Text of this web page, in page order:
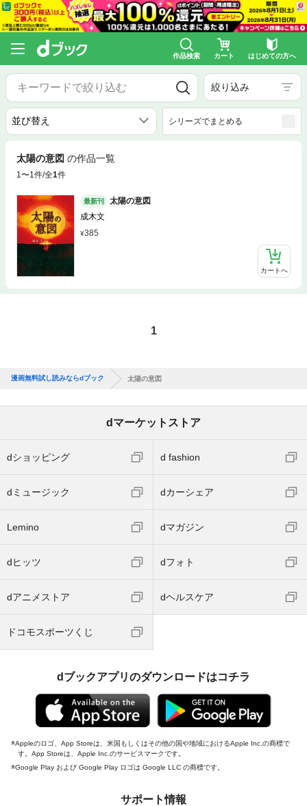
作品検索 カート はじめての方へ
絞り込み
シリーズでまとめる
太陽の意図 の作品一覧
1〜1件/全1件
最新刊
太陽の意図
成木文
385
カートへ
1
漫画無料試し読みならdブック 太陽の意図
dマーケットストア
dショッピング d fashion
dミュージック dカーシェア
Lemino dマガジン
dヒッツ dフォト
dアニメストア dヘルスケア
ドコモスポーツくじ
dブックアプリのダウンロードはコチラ
Appleのロゴ、App Storeは、米国もしくはその他の国や地域におけるApple Inc.の商標で
す。App Storeは、Apple Inc.のサービスマークです。
Google Play および Google Play ロゴは Google LLC の商標です。
サポート情報